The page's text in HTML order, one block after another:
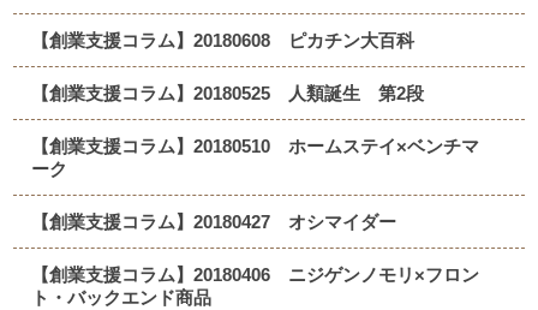
【創業支援コラム】20180608 ピカチン大百科
【創業支援コラム】20180525 人類誕生 第2段
【創業支援コラム】20180510 ホームステイ×ベンチマ
ーク
【創業支援コラム】20180427 オシマイダー
【創業支援コラム】20180406 ニジゲンノモリ×フロン
ト・バックエンド商品